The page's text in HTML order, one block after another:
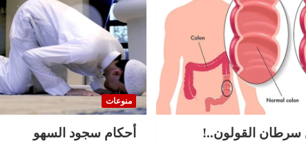
سرطان القولون..!
منوعات
أحكام سجود السهو